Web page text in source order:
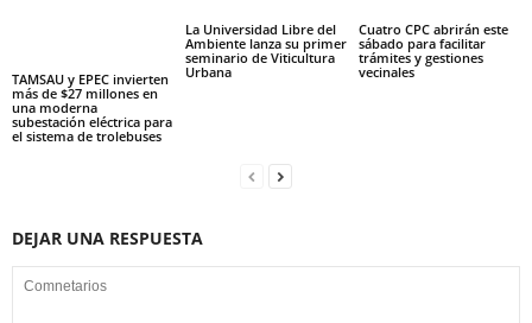
TAMSAU y EPEC invierten
más de $27 millones en
una moderna
subestación eléctrica para
el sistema de trolebuses
La Universidad Libre del
Ambiente lanza su primer
seminario de Viticultura
Urbana
Cuatro CPC abrirán este
sábado para facilitar
trámites y gestiones
vecinales
DEJAR UNA RESPUESTA